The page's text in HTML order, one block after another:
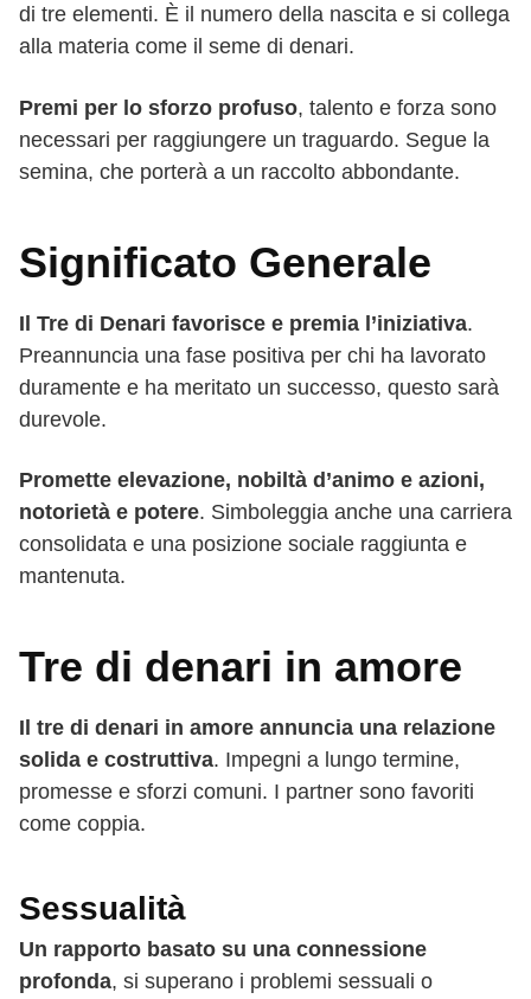
di tre elementi. È il numero della nascita e si collega
alla materia come il seme di denari.
Premi per lo sforzo profuso, talento e forza sono
necessari per raggiungere un traguardo. Segue la
semina, che porterà a un raccolto abbondante.
Significato Generale
Il Tre di Denari favorisce e premia l’iniziativa.
Preannuncia una fase positiva per chi ha lavorato
duramente e ha meritato un successo, questo sarà
durevole.
Promette elevazione, nobiltà d’animo e azioni,
notorietà e potere. Simboleggia anche una carriera
consolidata e una posizione sociale raggiunta e
mantenuta.
Tre di denari in amore
Il tre di denari in amore annuncia una relazione
solida e costruttiva. Impegni a lungo termine,
promesse e sforzi comuni. I partner sono favoriti
come coppia.
Sessualità
Un rapporto basato su una connessione
profonda, si superano i problemi sessuali o